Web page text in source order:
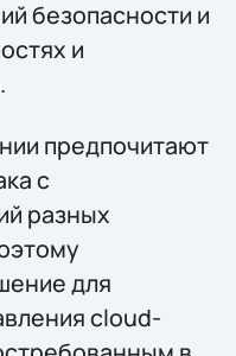
безопасности и
и
предпочитают
с
разных
для
cloud-